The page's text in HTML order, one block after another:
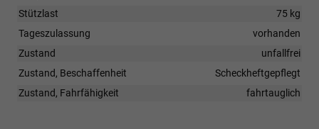
Stützlast
75 kg
Tageszulassung
vorhanden
Zustand
unfallfrei
Zustand, Beschaffenheit
Scheckheftgepflegt
Zustand, Fahrfähigkeit
fahrtauglich